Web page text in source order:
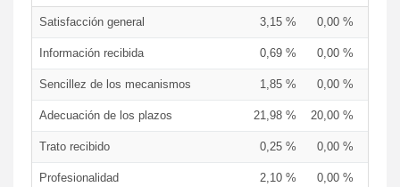
Satisfacción general 3,15 % 0,00 %
Información recibida 0,69 % 0,00 %
Sencillez de los mecanismos 1,85 % 0,00 %
Adecuación de los plazos 21,98 % 20,00 %
Trato recibido 0,25 % 0,00 %
Profesionalidad 2,10 % 0,00 %